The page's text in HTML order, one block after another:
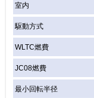
室内
駆動方式
WLTC燃費
JC08燃費
最小回転半径